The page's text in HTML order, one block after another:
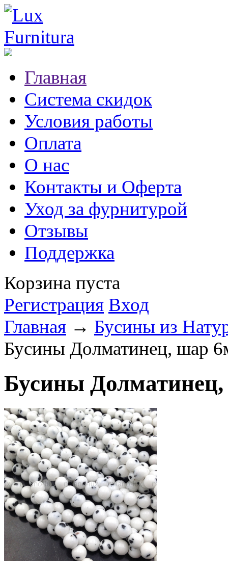
Главная
Система скидок
Условия работы
Оплата
О нас
Контакты и Оферта
Уход за фурнитурой
Отзывы
Поддержка
Корзина пуста
Регистрация Вход
Главная → Бусины из
Бусины Долматинец, шар
Бусины